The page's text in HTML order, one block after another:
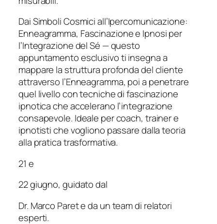
Dai Simboli Cosmici all’Ipercomunicazione:
Enneagramma, Fascinazione e Ipnosi per
l’Integrazione del Sé — questo
appuntamento esclusivo ti insegna a
mappare la struttura profonda del cliente
attraverso l’Enneagramma, poi a penetrare
quel livello con tecniche di fascinazione
ipnotica che accelerano l’integrazione
consapevole. Ideale per coach, trainer e
ipnotisti che vogliono passare dalla teoria
alla pratica trasformativa.
21 e
22 giugno, guidato dal
Dr. Marco Paret e da un team di relatori
esperti.